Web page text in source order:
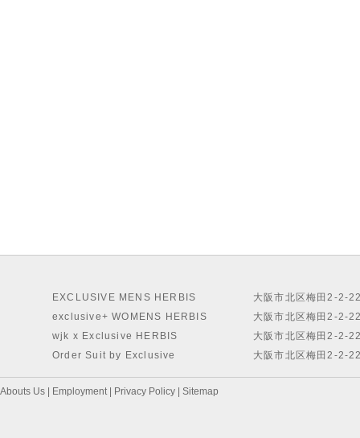
EXCLUSIVE MENS HERBIS
exclusive+ WOMENS HERBIS
wjk x Exclusive HERBIS
Order Suit by Exclusive
大阪市北区梅田2-2-
大阪市北区梅田2-2-
大阪市北区梅田2-2-
大阪市北区梅田2-2-
Abouts Us Employment| Privacy Policy Sitemap